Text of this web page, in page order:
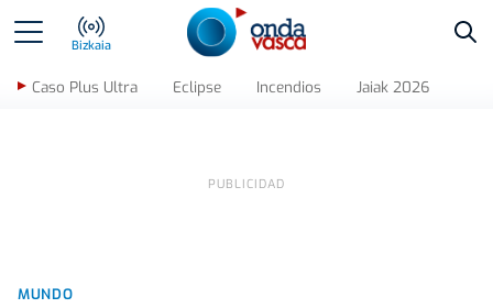
Bizkaia
Caso Plus Ultra Eclipse Incendios Jaiak 2026
MUNDO